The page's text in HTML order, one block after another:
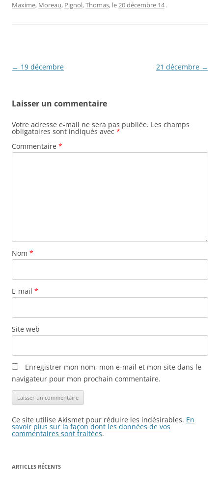
Maxime, Moreau, Pignol,Thomas, le20 décembre 14 .
Navigation
← 19 décembre 21 décembre →
Laisser un commentaire
Votre adresse e-mail ne sera pas publiée. Les champs
obligatoires sont indiqués avec *
Commentaire *
Nom *
E-mail *
Site web
Enregistrer mon nom, mon e-mail et mon site dans le
navigateur pour mon prochain commentaire.
Ce site utilise Akismet pour réduire les indésirables. En
savoir plus sur la façon dont les données de vos
commentaires sont traitées.
ARTICLES RÉCENTS